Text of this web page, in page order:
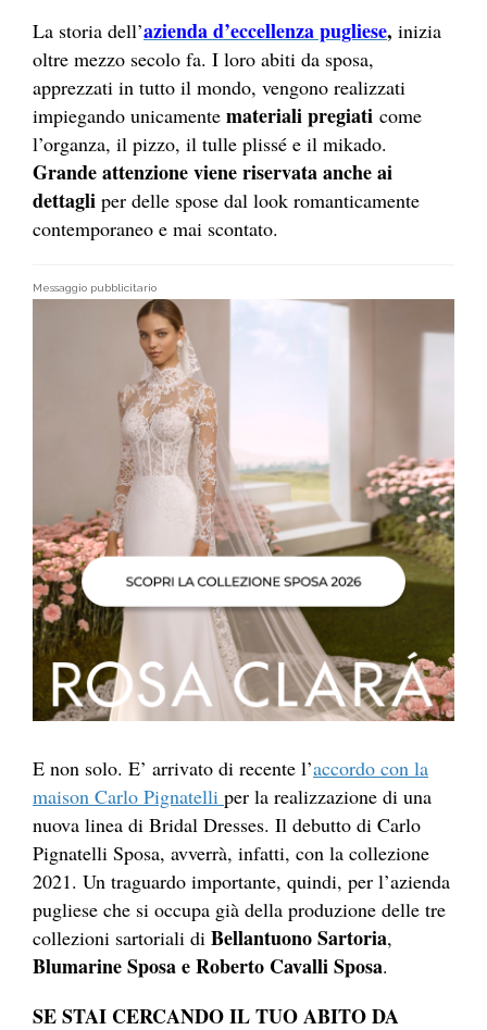
La storia dell’azienda d’eccellenza pugliese, inizia
oltre mezzo secolo fa. I loro abiti da sposa,
apprezzati in tutto il mondo, vengono realizzati
impiegando unicamente materiali pregiati come
l’organza, il pizzo, il tulle plissé e il mikado.
Grande attenzione viene riservata anche ai
dettagli per delle spose dal look romanticamente
contemporaneo e mai scontato.
Messaggio pubblicitario
E non solo. E’ arrivato di recente l’accordo con la
maison Carlo Pignatelli per la realizzazione di una
nuova linea di Bridal Dresses. Il debutto di Carlo
Pignatelli Sposa, avverrà, infatti, con la collezione
2021. Un traguardo importante, quindi, per l’azienda
pugliese che si occupa già della produzione delle tre
collezioni sartoriali di Bellantuono Sartoria,
Blumarine Sposa e Roberto Cavalli Sposa.
SE STAI CERCANDO IL TUO ABITO DA